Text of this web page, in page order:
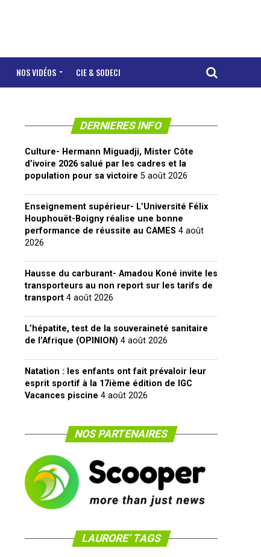
NOS VIDÉOS CIE & SODECI
DERNIERES INFO
Culture- Hermann Miguadji, Mister Côte
d’ivoire 2026 salué par les cadres et la
population pour sa victoire 5 août 2026
Enseignement supérieur- L’Université Félix
Houphouët-Boigny réalise une bonne
performance de réussite au CAMES 4 août
2026
Hausse du carburant- Amadou Koné invite les
transporteurs au non report sur les tarifs de
transport 4 août 2026
L’hépatite, test de la souveraineté sanitaire
de l’Afrique (OPINION) 4 août 2026
Natation : les enfants ont fait prévaloir leur
esprit sportif à la 17ième édition de IGC
Vacances piscine 4 août 2026
NOS PARTENAIRES
LAURORE’ TAGS